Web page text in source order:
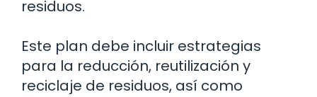
residuos.
Este plan debe incluir estrategias
para la reducción, reutilización y
reciclaje de residuos, así como